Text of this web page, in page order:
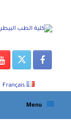
Français
Menu